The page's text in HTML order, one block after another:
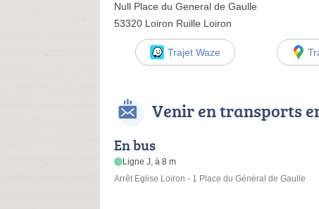
Null Place du General de Gaulle
53320 Loiron Ruille Loiron
Trajet Waze
Venir en transports
En bus
Ligne J, à 8 m
Arrêt Eglise Loiron - 1 Place du Général de Gaulle